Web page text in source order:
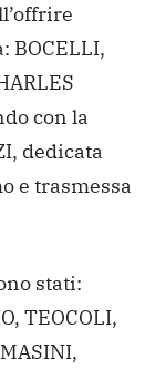
BOCELLI,
con la
dedicata
e trasmessa
stati:
TEOCOLI,